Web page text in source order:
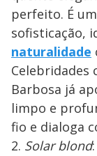
perfeito. É
sofisticação,
naturalidade
Celebridades
Barbosa já
limpo e
fio e dialoga
2. Solar blond